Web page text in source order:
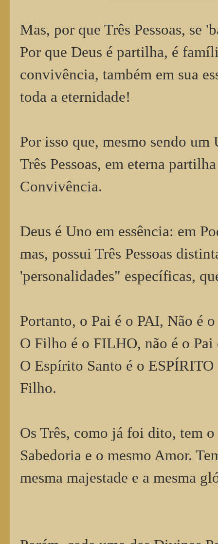
Mas, por que Três Pessoas, se
Por que Deus é partilha, é
convivência, também em sua
toda a eternidade!
Por isso que, mesmo sendo
Três Pessoas, em eterna
Convivência.
Deus é Uno em essência: em
mas, possui Três Pessoas
'personalidades" específicas,
Portanto, o Pai é o PAI, Não é
O Filho é o FILHO, não é o
O Espírito Santo é o
Filho.
Os Três, como já foi dito, tem o
Sabedoria e o mesmo Amor.
mesma majestade e a mesma